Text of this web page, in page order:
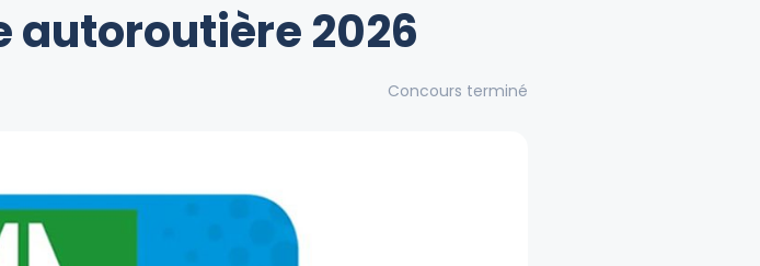
autoroutière 2026
Concours terminé